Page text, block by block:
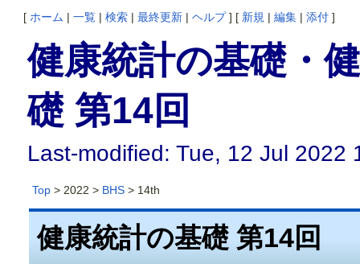
[ ホーム | 一覧 | 検索 | 最終更新 | ヘルプ] [ 新規 | 編集 | 添付 ]
健康統計の基礎・
礎 第14回
Last-modified: Tue, 12 Jul 2022
Top> 2022 > BHS> 14th
健康統計の基礎 第14回